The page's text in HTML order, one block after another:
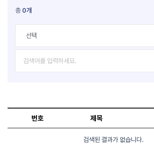
총 0개
선택
번호 제목
검색된 결과가 없습니다.